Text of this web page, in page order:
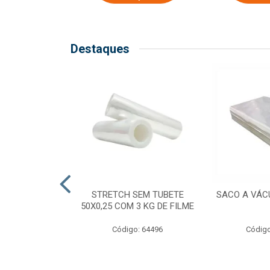
Destaques
STRETCH SEM TUBETE
50X0,25 COM 3 KG DE FILME
Código: 64496
SACO A